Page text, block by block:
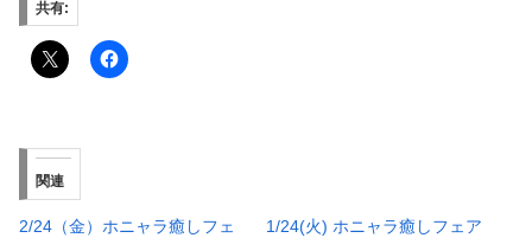
共有:
関連
2/24（金）ホニャラ癒しフェ
1/24(火) ホニャラ癒しフェア